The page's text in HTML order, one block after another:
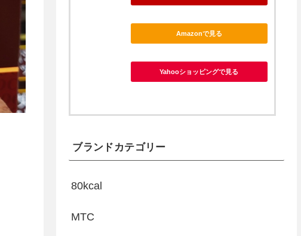
Amazonで見る
Yahooショッピングで見る
ブランドカテゴリー
80kcal
MTC